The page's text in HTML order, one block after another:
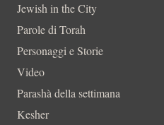
Jewish in the City
Parole di Torah
Personaggi e Storie
Video
Parashà della settimana
Kesher